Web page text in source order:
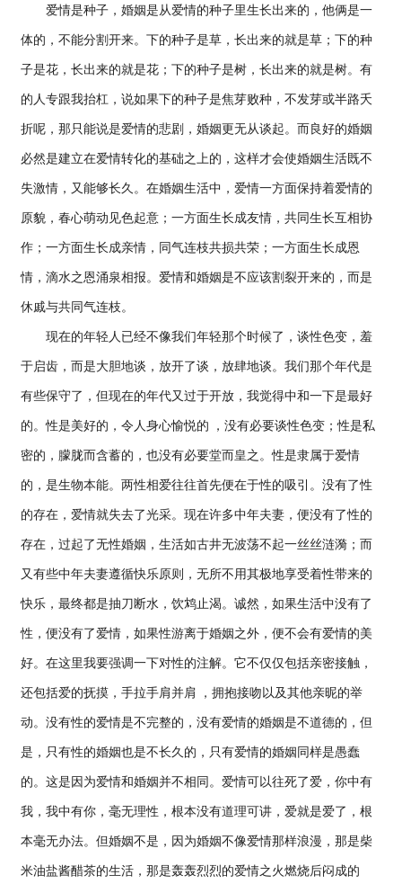
爱情是种子，婚姻是从爱情的种子里生长出来的，他俩是一
体的，不能分割开来。下的种子是草，长出来的就是草；下的种
子是花，长出来的就是花；下的种子是树，长出来的就是树。有
的人专跟我抬杠，说如果下的种子是焦芽败种，不发芽或半路夭
折呢，那只能说是爱情的悲剧，婚姻更无从谈起。而良好的婚姻
必然是建立在爱情转化的基础之上的，这样才会使婚姻生活既不
失激情，又能够长久。在婚姻生活中，爱情一方面保持着爱情的
原貌，春心萌动见色起意；一方面生长成友情，共同生长互相协
作；一方面生长成亲情，同气连枝共损共荣；一方面生长成恩
情，滴水之恩涌泉相报。爱情和婚姻是不应该割裂开来的，而是
休戚与共同气连枝。
现在的年轻人已经不像我们年轻那个时候了，谈性色变，羞
于启齿，而是大胆地谈，放开了谈，放肆地谈。我们那个年代是
有些保守了，但现在的年代又过于开放，我觉得中和一下是最好
的。性是美好的，令人身心愉悦的 ，没有必要谈性色变；性是私
密的，朦胧而含蓄的，也没有必要堂而皇之。性是隶属于爱情
的，是生物本能。两性相爱往往首先便在于性的吸引。没有了性
的存在，爱情就失去了光采。现在许多中年夫妻，便没有了性的
存在，过起了无性婚姻，生活如古井无波荡不起一丝丝涟漪；而
又有些中年夫妻遵循快乐原则，无所不用其极地享受着性带来的
快乐，最终都是抽刀断水，饮鸩止渴。诚然，如果生活中没有了
性，便没有了爱情，如果性游离于婚姻之外，便不会有爱情的美
好。在这里我要强调一下对性的注解。它不仅仅包括亲密接触，
还包括爱的抚摸，手拉手肩并肩 ，拥抱接吻以及其他亲昵的举
动。没有性的爱情是不完整的，没有爱情的婚姻是不道德的，但
是，只有性的婚姻也是不长久的，只有爱情的婚姻同样是愚蠢
的。这是因为爱情和婚姻并不相同。爱情可以往死了爱，你中有
我，我中有你，毫无理性，根本没有道理可讲，爱就是爱了，根
本毫无办法。但婚姻不是，因为婚姻不像爱情那样浪漫，那是柴
米油盐酱醋茶的生活，那是轰轰烈烈的爱情之火燃烧后闷成的